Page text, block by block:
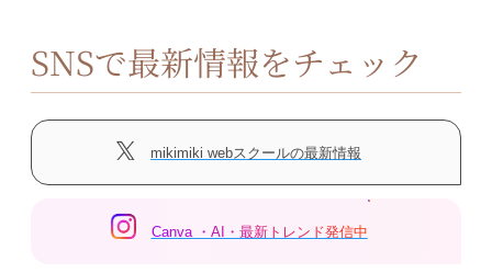
SNSで最新情報をチェック
mikimiki webスクールの最新情報
Canva ・AI・最新トレンド発信中